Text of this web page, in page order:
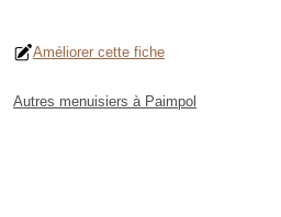
Améliorer cette fiche
Autres menuisiers à Paimpol